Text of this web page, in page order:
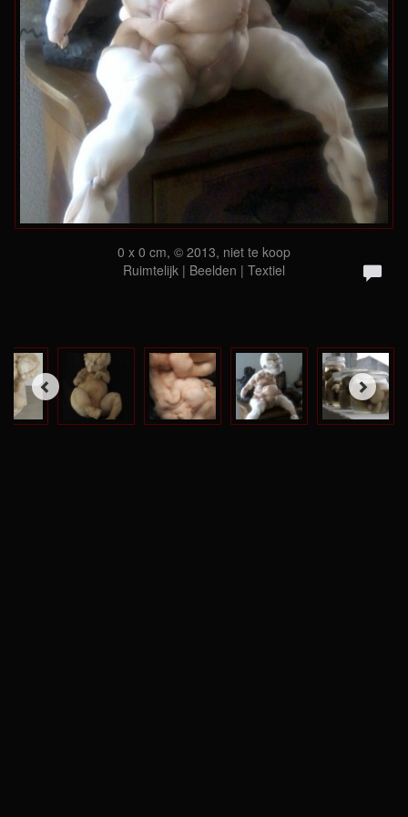
0 x 0 cm, © 2013, niet te koop
Ruimtelijk | Beelden | Textiel